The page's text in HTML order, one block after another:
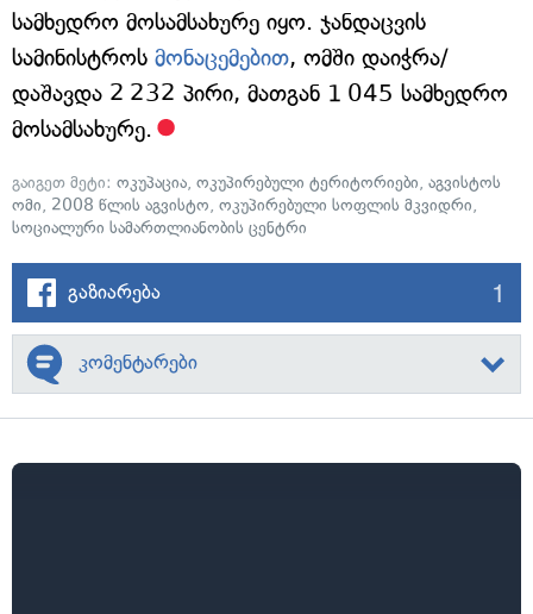
სამხედრო მოსამსახურე იყო. ჯანდაცვის
სამინისტროს მონაცემებით, ომში დაიჭრა/
დაშავდა 2 232 პირი, მათგან 1 045 სამხედრო
მოსამსახურე.
გაიგეთ მეტი: ოკუპაცია, ოკუპირებული ტერიტორიები, აგვისტოს
ომი, 2008 წლის აგვისტო, ოკუპირებული სოფლის მკვიდრი,
სოციალური სამართლიანობის ცენტრი
გაზიარება 1
კომენტარები